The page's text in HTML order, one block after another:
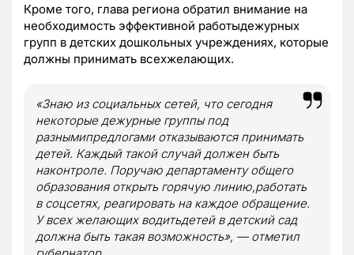
Кроме того, глава региона обратил внимание на
необходимость эффективной работыдежурных
групп в детских дошкольных учреждениях, которые
должны принимать всехжелающих.
«Знаю из социальных сетей, что сегодня
некоторые дежурные группы под
разнымипредлогами отказываются принимать
детей. Каждый такой случай должен быть
наконтроле. Поручаю департаменту общего
образования открыть горячую линию,работать
в соцсетях, реагировать на каждое обращение.
У всех желающих водитьдетей в детский сад
должна быть такая возможность», — отметил